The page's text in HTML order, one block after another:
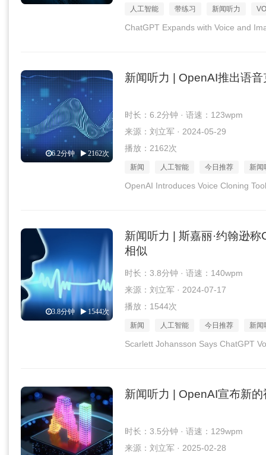
人工智能 带练习 新闻听力
ChatGPT Expands with Voice and
6.2分钟 2162次
新闻听力 | OpenAI推出语
时长：6.2分钟 · 语速：123wpm
来源：刘立军 · 2024-05-29
播放：2162次
新闻 人工智能 今日推荐 新闻
OpenAI Introduces Voice Cloning
3.8分钟 1544次
新闻听力 | 斯嘉丽·约翰逊
相似
时长：3.8分钟 · 语速：140wpm
来源：刘立军 · 2024-07-17
播放：1544次
新闻 人工智能 今日推荐 新闻
Scarlett Johansson Says ChatGPT
新闻听力 | OpenAI宣布新
时长：3.5分钟 · 语速：129wpm
来源：刘立军 · 2025-02-28